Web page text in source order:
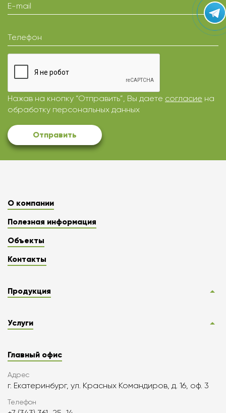
E-mail
Телефон
Нажав на кнопку “Отправить”, Вы даете согласие на
обработку персональных данных
Отправить
О компании
Полезная информация
Объекты
Контакты
Продукция
Услуги
Главный офис
Адрес
г. Екатеринбург, ул. Красных Командиров, д. 16, оф. 3
Телефон